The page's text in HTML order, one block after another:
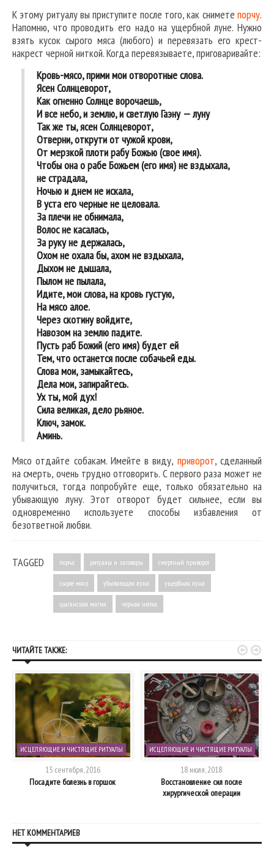
К этому ритуалу вы приступите после того, как снимете порчу.
Напомню, что проводить его надо на ущербной луне. Нужно
взять кусок сырого мяса (любого) и перевязать его крест-
накрест черной ниткой. Когда перевязываете, приговаривайте:
Кровь-мясо, прими мои отворотные слова.
Ясен Солнцеворот,
Как огненно Солнце ворочаешь,
И все небо, и землю, и светлую Гаэну — луну
Так же ты, ясен Солнцеворот,
Отверни, открути от чужой крови,
От мерзкой плоти рабу Божью (свое имя).
Чтобы она о рабе Божьем (его имя) не вздыхала,
не страдала,
Ночью и днем не искала,
В уста его черные не целовала.
За плечи не обнимала,
Волос не касалась,
За руку не держалась,
Охом не охала бы, ахом не вздыхала,
Дыхом не дышала,
Пылом не пылала,
Идите, мои слова, на кровь густую,
На мясо алое.
Через скотину войдите,
Навозом на землю падите.
Пусть раб Божий (его имя) будет ей
Тем, что останется после собачьей еды.
Слова мои, замыкайтесь,
Дела мои, запирайтесь.
Ух ты, мой дух!
Сила великая, дело рьяное.
Ключ, замок.
Аминь.
Мясо отдайте собакам. Имейте в виду, приворот, сделанный
на смерть, очень трудно отговорить. С первого раза может не
получиться, тогда попробуйте еще, только обязательно на
убывающую луну. Этот отворот будет сильнее, если вы
одновременно используете способы избавления от
безответной любви.
TAGGED порча ритуалы и заговоры смертный приворот
сырое мясо убывающая луна ущербная луна
цыганская магия черная нитка
ЧИТАЙТЕ ТАКЖЕ:
ИСЦЕЛЯЮЩИЕ И ЧИСТЯЩИЕ РИТУАЛЫ
15 сентября, 2016
Посадите болезнь в горшок
ИСЦЕЛЯЮЩИЕ И ЧИСТЯЩИЕ РИТУАЛЫ
18 июля, 2018
Восстановление сил после
хирургической операции
 
НЕТ КОММЕНТАРИЕВ